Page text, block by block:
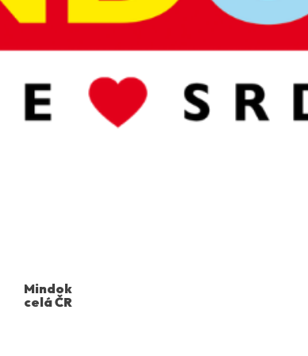
Mindok
celá ČR